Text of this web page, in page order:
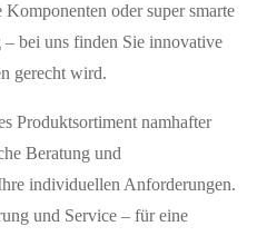
oder super smarte
bei uns finden Sie innovative
gerecht wird.
Produktsortiment namhafter
Beratung und
individuellen Anforderungen.
und Service – für eine